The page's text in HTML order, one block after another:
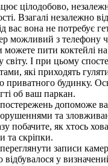
цілодобово,
Взагалі незалежно
вас вона не потребує
можливий з телефону
пити коктейлі
І при цьому
які приходять
приватного будинку.
об ваш паркан.
допоможе
та
побачите, як хтось
та скріпки.
записи камер
у